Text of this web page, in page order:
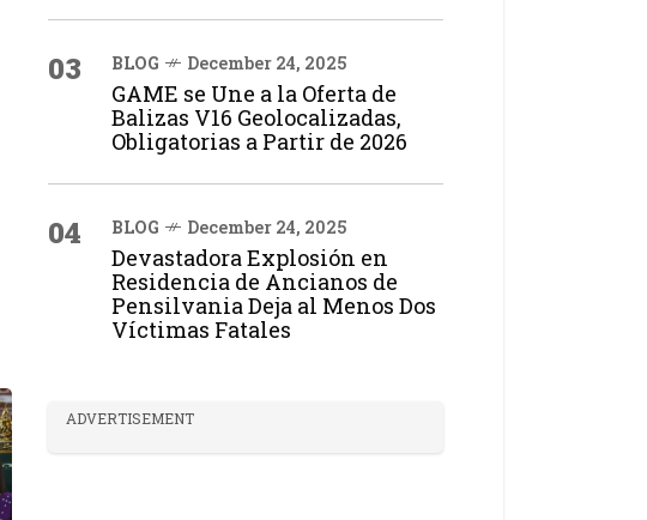
03 BLOG December 24, 2025
GAME se Une a la Oferta de
Balizas V16 Geolocalizadas,
Obligatorias a Partir de 2026
04 BLOG December 24, 2025
Devastadora Explosión en
Residencia de Ancianos de
Pensilvania Deja al Menos Dos
Víctimas Fatales
ADVERTISEMENT